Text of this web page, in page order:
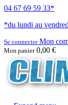
04 67 69 59 33*
*du lundi au
Se connecterMon
Mon panier 0,00 €